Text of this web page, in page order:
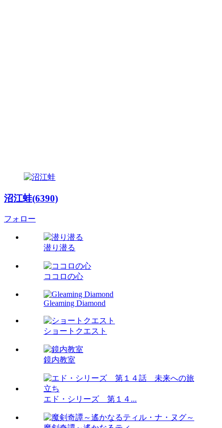
沼江蛙(6390)
フォロー
潜り潜る
ココロの心
Gleaming Diamond
ショートクエスト
鏡内教室
エド・シリーズ 第１４...